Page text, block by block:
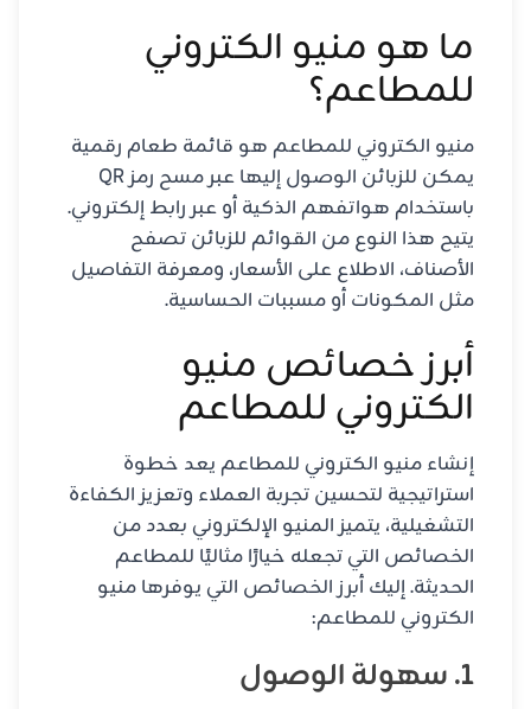
ما هو منيو الكتروني
للمطاعم؟
منيو الكتروني للمطاعم هو قائمة طعام رقمية
يمكن للزبائن الوصول إليها عبر مسح رمز QR
باستخدام هواتفهم الذكية أو عبر رابط إلكتروني.
يتيح هذا النوع من القوائم للزبائن تصفح
الأصناف، الاطلاع على الأسعار، ومعرفة التفاصيل
مثل المكونات أو مسببات الحساسية.
أبرز خصائص منيو
الكتروني للمطاعم
إنشاء منيو الكتروني للمطاعم يعد خطوة
استراتيجية لتحسين تجربة العملاء وتعزيز الكفاءة
التشغيلية، يتميز المنيو الإلكتروني بعدد من
الخصائص التي تجعله خيارًا مثاليًا للمطاعم
الحديثة. إليك أبرز الخصائص التي يوفرها منيو
الكتروني للمطاعم:
1. سهولة الوصول